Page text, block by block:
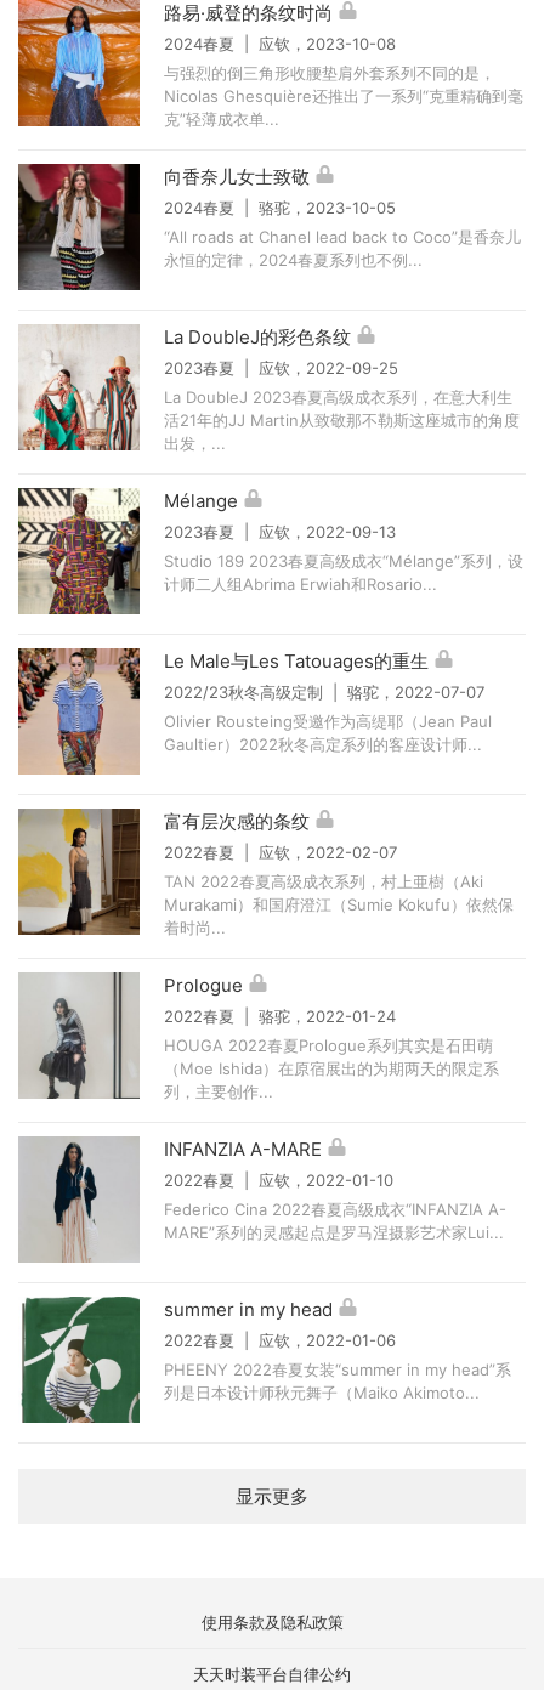
路易·威登的条纹时尚
2024春夏 | 应钦，2023-10-08
与强烈的倒三角形收腰垫肩外套系列不同的是，
Nicolas Ghesquière还推出了一系列“克重精确到毫
克”轻薄成衣单...
向香奈儿女士致敬
2024春夏 | 骆驼，2023-10-05
“All roads at Chanel lead back to Coco”是香奈儿
永恒的定律，2024春夏系列也不例...
La DoubleJ的彩色条纹
2023春夏 | 应钦，2022-09-25
La DoubleJ 2023春夏高级成衣系列，在意大利生
活21年的JJ Martin从致敬那不勒斯这座城市的角度
出发，...
Mélange
2023春夏 | 应钦，2022-09-13
Studio 189 2023春夏高级成衣“Mélange”系列，设
计师二人组Abrima Erwiah和Rosario...
Le Male与Les Tatouages的重生
2022/23秋冬高级定制 | 骆驼，2022-07-07
Olivier Rousteing受邀作为高缇耶（Jean Paul
Gaultier）2022秋冬高定系列的客座设计师...
富有层次感的条纹
2022春夏 | 应钦，2022-02-07
TAN 2022春夏高级成衣系列，村上亜樹（Aki
Murakami）和国府澄江（Sumie Kokufu）依然保
着时尚...
Prologue
2022春夏 | 骆驼，2022-01-24
HOUGA 2022春夏Prologue系列其实是石田萌
（Moe Ishida）在原宿展出的为期两天的限定系
列，主要创作...
INFANZIA A-MARE
2022春夏 | 应钦，2022-01-10
Federico Cina 2022春夏高级成衣“INFANZIA A-
MARE”系列的灵感起点是罗马涅摄影艺术家Lui...
summer in my head
2022春夏 | 应钦，2022-01-06
PHEENY 2022春夏女装“summer in my head”系
列是日本设计师秋元舞子（Maiko Akimoto...
显示更多
使用条款及隐私政策
天天时装平台自律公约